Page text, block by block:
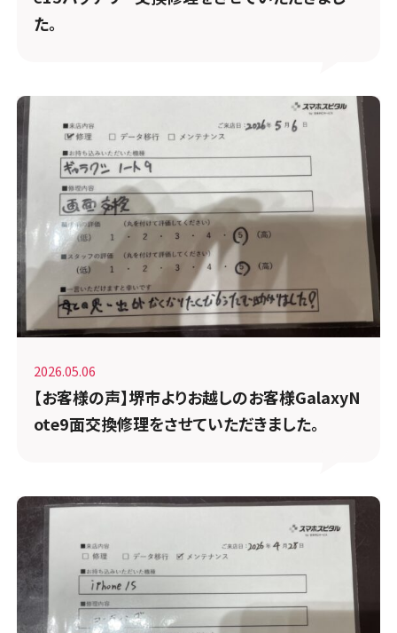
た。
2026.05.06
【お客様の声】堺市よりお越しのお客様GalaxyN
ote9面交換修理をさせていただきました。